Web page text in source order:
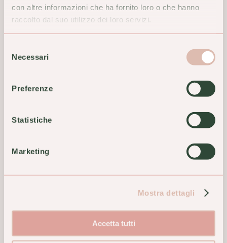
con altre informazioni che ha fornito loro o che hanno
raccolto dal suo utilizzo dei loro servizi.
delNecessari
Preferenze
Statistiche
Marketing
Mostra dettagli
Accetta tutti
217,00 €